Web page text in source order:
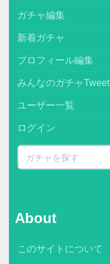
ガチャ編集
新着ガチャ
プロフィール編集
みんなのガチャTweet
ユーザー一覧
ログイン
About
このサイトについて